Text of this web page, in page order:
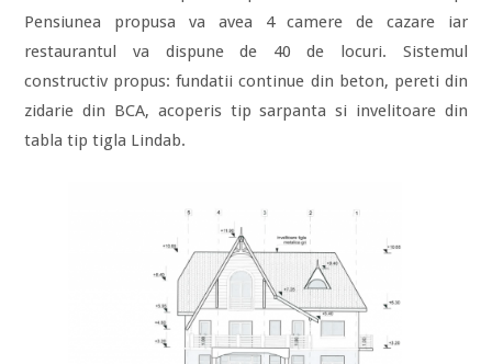
Pensiunea propusa va avea 4 camere de cazare iar
restaurantul va dispune de 40 de locuri. Sistemul
constructiv propus: fundatii continue din beton, pereti din
zidarie din BCA, acoperis tip sarpanta si invelitoare din
tabla tip tigla Lindab.